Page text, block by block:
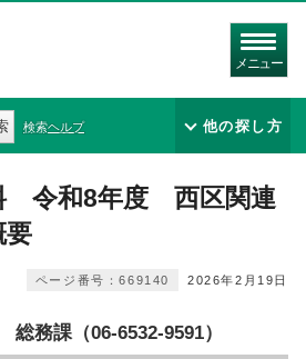
メニュー
検索ヘルプ 他の探し方
令和8年度 西区関連
要
2026年2月19日
ページ番号：669140
務課（06-6532-9591）